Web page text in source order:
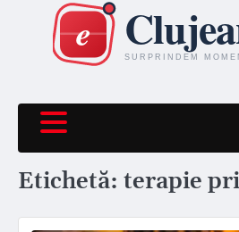
content
Etichetă: terapie